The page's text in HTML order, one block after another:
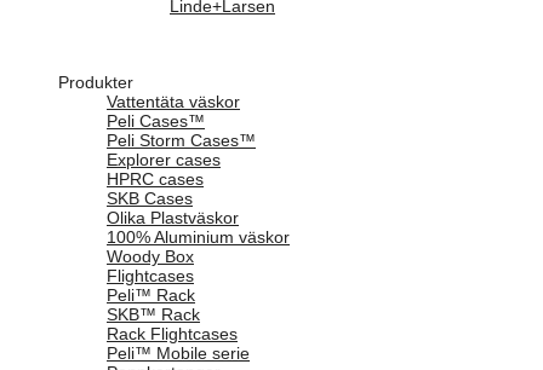
Produkter
Vattentäta väskor
Peli Cases™
Peli Storm Cases™
Explorer cases
HPRC cases
SKB Cases
Olika Plastväskor
100% Aluminium väskor
Woody Box
Flightcases
Peli™ Rack
SKB™ Rack
Rack Flightcases
Peli™ Mobile serie